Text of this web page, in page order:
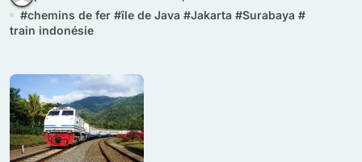
#chemins de fer #île de Java #Jakarta #Surabaya #
train indonésie